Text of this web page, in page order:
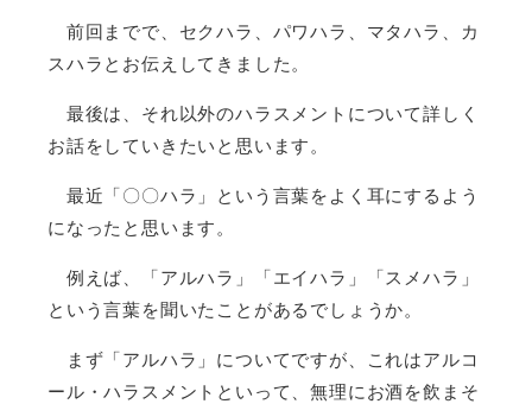
前回までで、セクハラ、パワハラ、マタハラ、カ
スハラとお伝えしてきました。
最後は、それ以外のハラスメントについて詳しく
お話をしていきたいと思います。
最近「〇〇ハラ」という言葉をよく耳にするよう
になったと思います。
例えば、「アルハラ」「エイハラ」「スメハラ」
という言葉を聞いたことがあるでしょうか。
まず「アルハラ」についてですが、これはアルコ
ール・ハラスメントといって、無理にお酒を飲まそ